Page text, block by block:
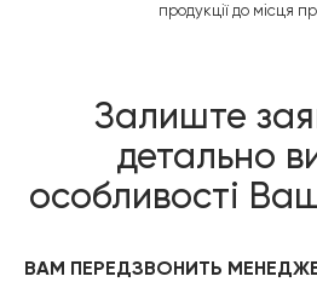
продукції до місця
Залиште
детально
особливості
ВАМ ПЕРЕДЗВОНИТЬ